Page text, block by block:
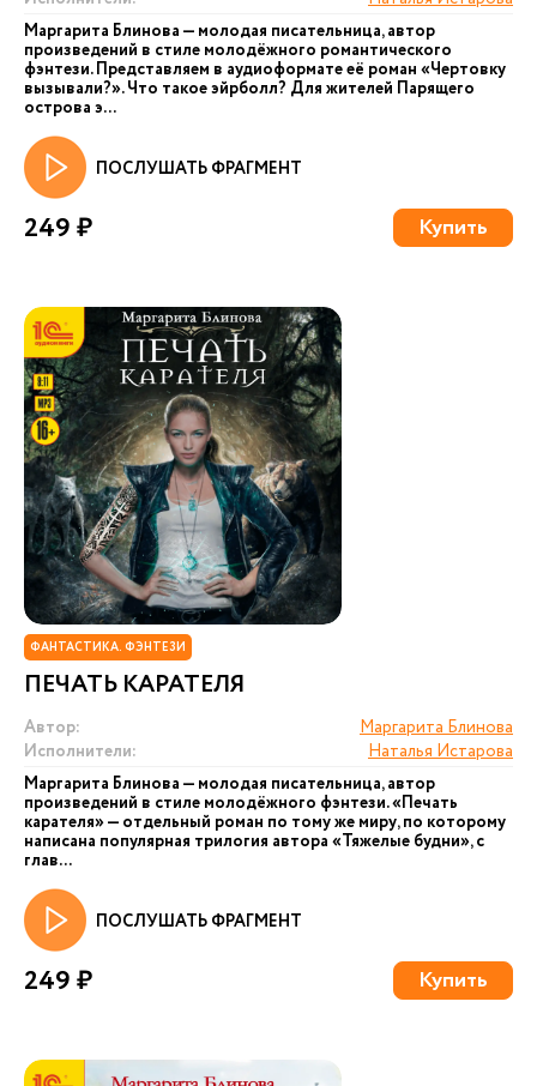
Маргарита Блинова — молодая писательница, автор
произведений в стиле молодёжного романтического
фэнтези. Представляем в аудиоформате её роман «Чертовку
вызывали?». Что такое эйрболл? Для жителей Парящего
острова э...
ПОСЛУШАТЬ ФРАГМЕНТ
249 ₽ Купить
ФАНТАСТИКА. ФЭНТЕЗИ
ПЕЧАТЬ КАРАТЕЛЯ
Автор:
Маргарита Блинова
Исполнители:
Наталья Истарова
Маргарита Блинова — молодая писательница, автор
произведений в стиле молодёжного фэнтези. «Печать
карателя» — отдельный роман по тому же миру, по которому
написана популярная трилогия автора «Тяжелые будни», с
глав...
ПОСЛУШАТЬ ФРАГМЕНТ
249 ₽ Купить